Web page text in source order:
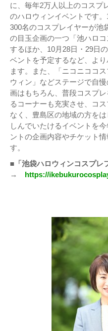
に、毎年2万人以上のコスプ
のハロウィンイベントです
300名のコスプレイヤーが池
の目玉企画の一つ「池ハロ
するほか、10月28日・29日
ベントを予定するなど、よ
ます。また、「ニコニココ
ウィン」などステージで自
画はもちろん、普段コスプ
るコーナーも充実させ、コ
なく、豊島区の地域の方を
しんでいたけるイベントを
ントの企画内容やチケット
す。
■「池袋ハロウィンコスプレ
→ https://